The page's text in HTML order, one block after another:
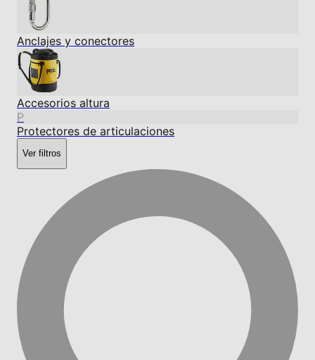
Anclajes y conectores
Accesorios altura
P
Protectores de articulaciones
Ver filtros